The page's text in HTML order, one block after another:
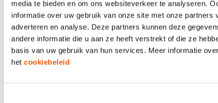
media te bieden en om ons websiteverkeer te analyseren.
informatie over uw gebruik van onze site met onze partners
adverteren en analyse. Deze partners kunnen deze
andere informatie die u aan ze heeft verstrekt of die ze
basis van uw gebruik van hun services. Meer informatie
het cookiebeleid
21 APRIL 2026
Aplaza en Solera; maar dan écht
eenvoudig
De integratie van Aplaza en Solera/TIME is in